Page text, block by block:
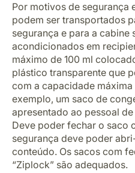
Por motivos de segurança
podem ser transportados
segurança e para a cabine
acondicionados em
máximo de 100 ml
plástico transparente que
com a capacidade
exemplo, um saco de
apresentado ao pessoal
Deve poder fechar o saco
segurança deve poder
conteúdo. Os sacos com
“Ziplock” são adequados.